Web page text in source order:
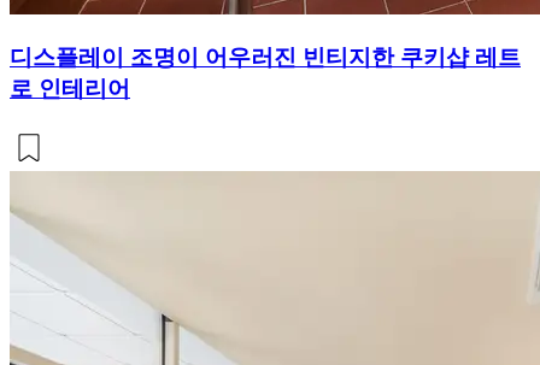
디스플레이 조명이 어우러진 빈티지한 쿠키샵 레트
로 인테리어